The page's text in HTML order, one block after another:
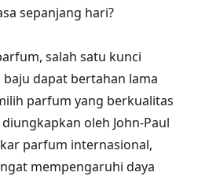
sepanjang hari?
salah satu kunci
dapat bertahan lama
parfum yang berkualitas
oleh John-Paul
parfum internasional,
mempengaruhi daya